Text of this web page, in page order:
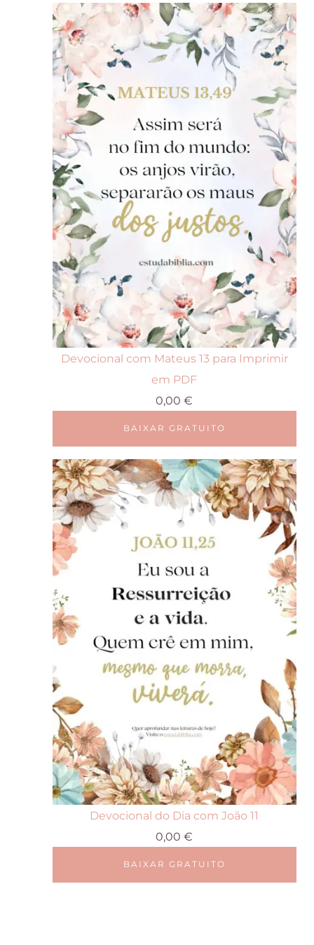
Devocional com Mateus 13 para Imprimir
em PDF
0,00€
BAIXAR GRATUITO
Devocional do Dia com João 11
0,00€
BAIXAR GRATUITO